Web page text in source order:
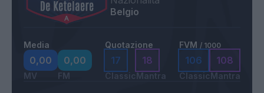
Belgio
Media
0,00
MV
0,00
FM
Quotazione
17
Classic
18
Mantra
FVM / 1000
106
Classic
108
Mantra